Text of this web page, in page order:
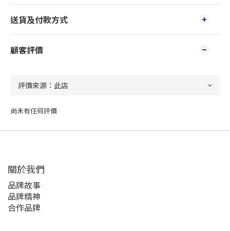
送貨及付款方式
顧客評價
尚未有任何評價
關於我們
品牌故事
品牌精神
合作品牌